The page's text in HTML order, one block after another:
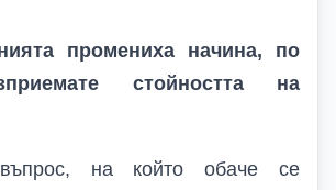
промениха начина, по
стойността на
на който обаче се